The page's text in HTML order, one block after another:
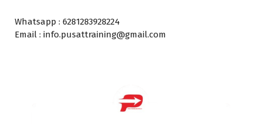
Whatsapp : 6281283928224
Email : info.pusattraining@gmail.com